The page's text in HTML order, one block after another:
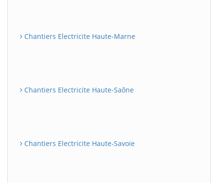
Chantiers Electricite Haute-Marne
Chantiers Electricite Haute-Saône
Chantiers Electricite Haute-Savoie